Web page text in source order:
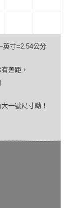
英寸=2.54公分
差距，
一號尺寸呦！